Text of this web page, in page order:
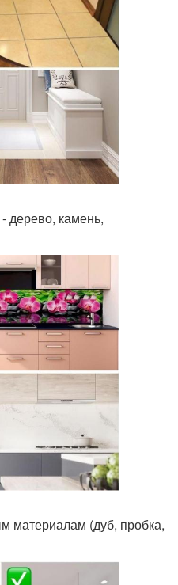
дерево, камень,
материалам (дуб, пробка,